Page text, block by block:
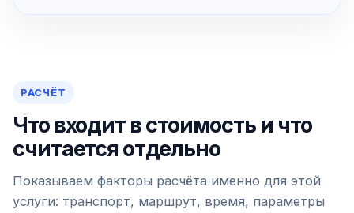
РАСЧЁТ
Что входит в стоимость и что
считается отдельно
Показываем факторы расчёта именно для этой
услуги: транспорт, маршрут, время, параметры